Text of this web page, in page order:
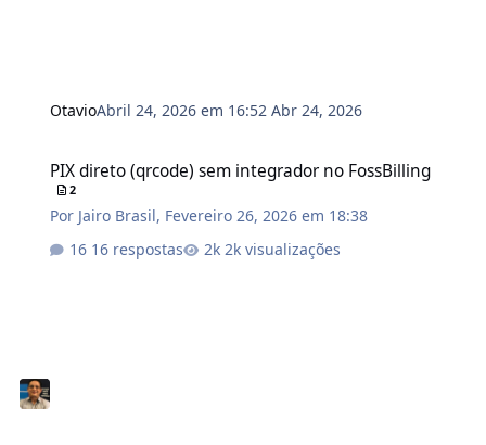
OtavioAbril 24, 2026 em 16:52Abr 24, 2026
PIX direto (qrcode) sem integrador no FossBilling
2
Por Jairo Brasil, Fevereiro 26, 2026 em 18:38
16 respostas
2k visualizações